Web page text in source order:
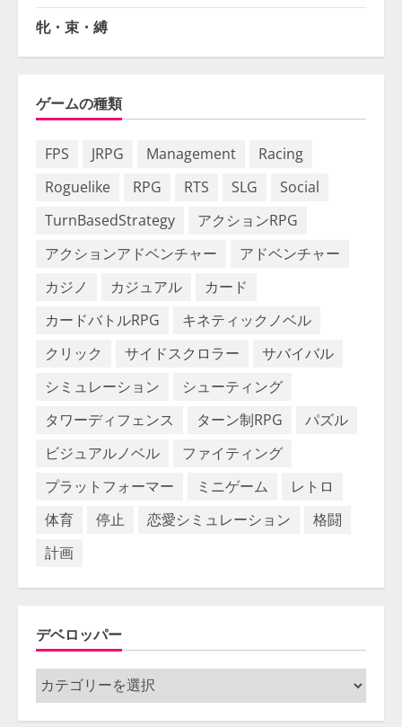
牝・束・縛
ゲームの種類
FPS JRPG Management
Racing
Roguelike
RPG RTS SLG
Social
TurnBasedStrategy
アクションRPG
アクションアドベンチャー
アドベンチャー
カジノ
カジュアル
カード
カードバトルRPG
キネティックノベル
クリック
サイドスクロラー
サバイバル
シミュレーション
シューティング
タワーディフェンス
ターン制RPG
パズル
ビジュアルノベル
ファイティング
プラットフォーマー
ミニゲーム
レトロ
体育
停止 恋愛シミュレーション
格闘
計画
デベロッパー
デ
ベ